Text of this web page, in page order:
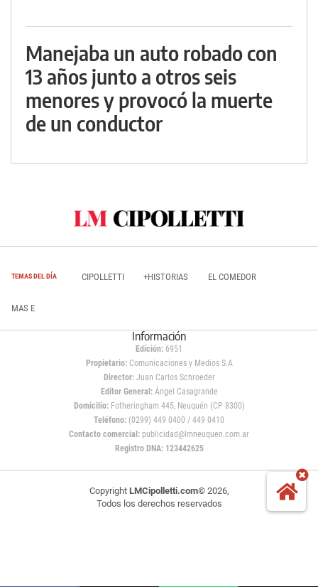
Manejaba un auto robado con
13 años junto a otros seis
menores y provocó la muerte
de un conductor
TEMAS DEL DÍA CIPOLLETTI +HISTORIAS EL COMEDOR
MAS E
Información
Edición: 6951
Propietario:Comunicaciones y Medios S.A
Director: Juan Carlos Schroeder
Editor General:Ángel Casagrande
Domicilio:Fotheringham 445, Neuquén (CP 8300)
Teléfono: (0299) 449 0400 / 449 0410
Contacto comercial: publicidad@lmneuquen.com.ar
Registro DNA: 123442625
Copyright LMCipolletti.com© 2026,
Todos los derechos reservados